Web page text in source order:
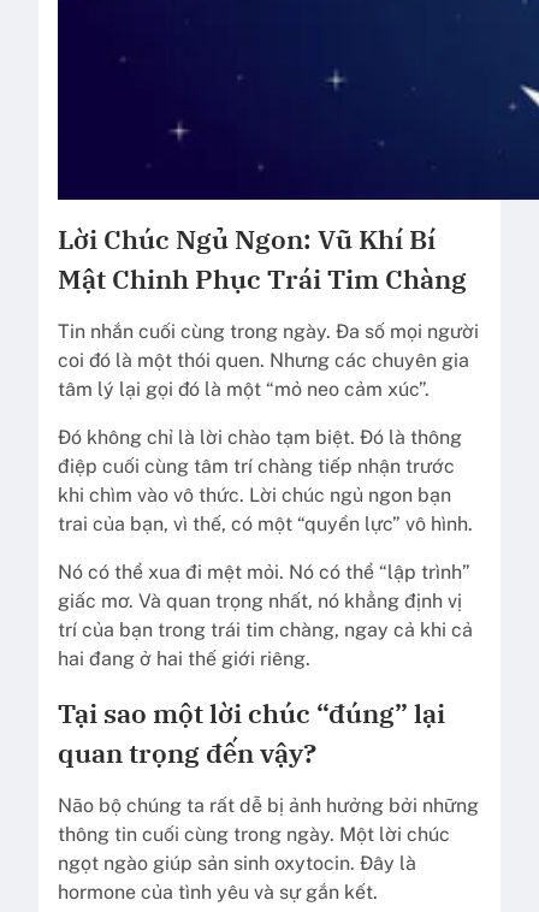
Lời Chúc Ngủ Ngon: Vũ Khí Bí
Mật Chinh Phục Trái Tim Chàng
Tin nhắn cuối cùng trong ngày. Đa số mọi người
coi đó là một thói quen. Nhưng các chuyên gia
tâm lý lại gọi đó là một “mỏ neo cảm xúc”.
Đó không chỉ là lời chào tạm biệt. Đó là thông
điệp cuối cùng tâm trí chàng tiếp nhận trước
khi chìm vào vô thức. Lời chúc ngủ ngon bạn
trai của bạn, vì thế, có một “quyền lực” vô hình.
Nó có thể xua đi mệt mỏi. Nó có thể “lập trình”
giấc mơ. Và quan trọng nhất, nó khẳng định vị
trí của bạn trong trái tim chàng, ngay cả khi cả
hai đang ở hai thế giới riêng.
Tại sao một lời chúc “đúng” lại
quan trọng đến vậy?
Não bộ chúng ta rất dễ bị ảnh hưởng bởi những
thông tin cuối cùng trong ngày. Một lời chúc
ngọt ngào giúp sản sinh oxytocin. Đây là
hormone của tình yêu và sự gắn kết.